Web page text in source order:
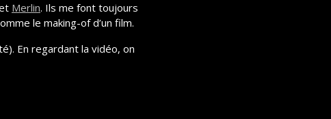
Merlin. Ils me font toujours
le making-of d’un film.
En regardant la vidéo, on